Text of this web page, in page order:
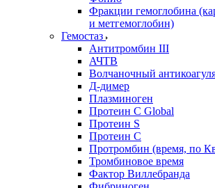
Фракции гемоглобина
и метгемоглобин)
Гемостаз
Антитромбин III
АЧТВ
Волчаночный
Д-димер
Плазминоген
Протеин C Global
Протеин S
Протеин С
Протромбин (время, по
Тромбиновое время
Фактор Виллебранда